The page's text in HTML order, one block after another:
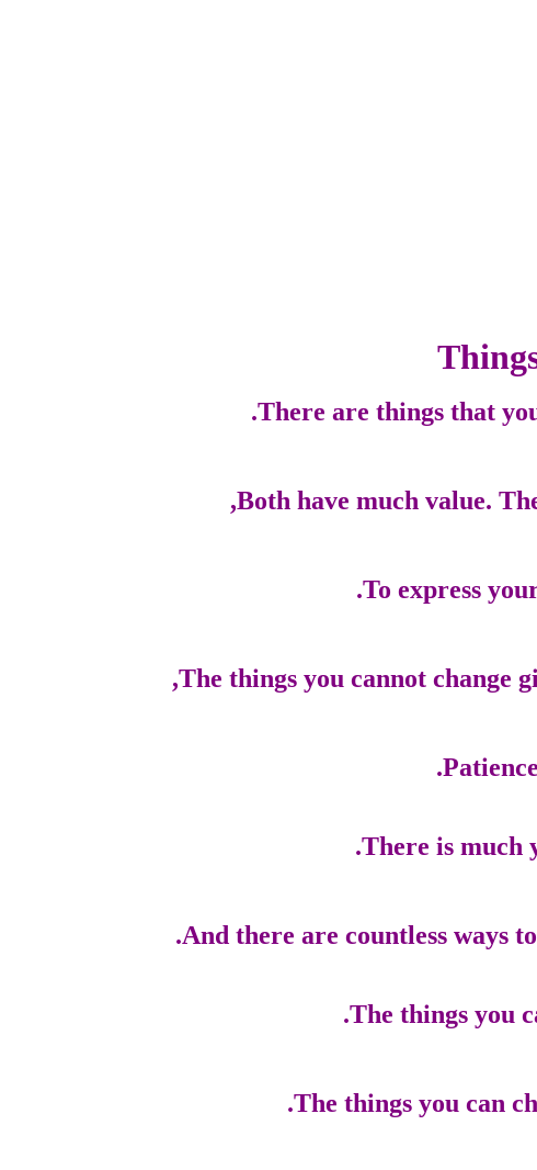
There are things that
Both have much value.
To express
The things you cannot change
There is much
And there are countless ways
The things you
The things you can